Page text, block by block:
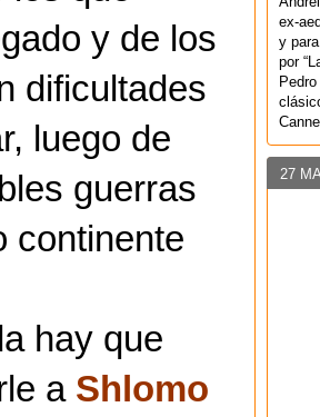
y de los
dificultades
luego de
guerras
continente
hay que
a Shlomo
ex-
y
por
27